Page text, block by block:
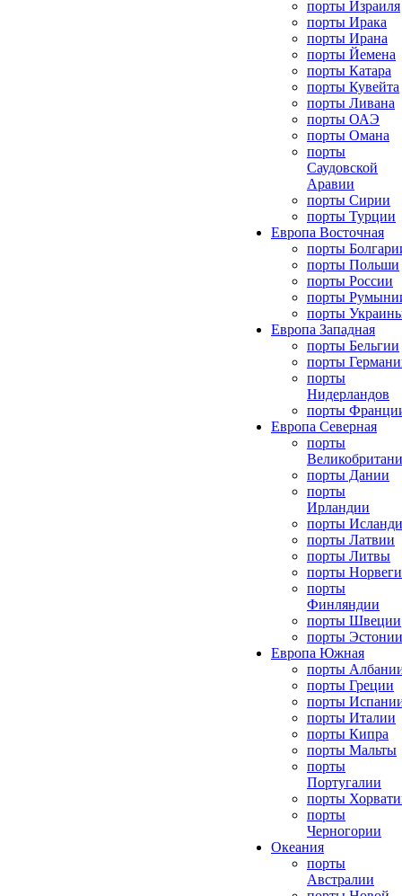
порты Израиля
порты Ирака
порты Ирана
порты Йемена
порты Катара
порты Кувейта
порты Ливана
порты ОАЭ
порты Омана
порты
Саудовской
Аравии
порты Сирии
порты Турции
Европа Восточная
порты
порты Польши
порты России
порты
порты
Европа Западная
порты Бельгии
порты
порты
Нидерландов
порты
Европа Северная
порты
порты Дании
порты
Ирландии
порты
порты Латвии
порты Литвы
порты
порты
Финляндии
порты Швеции
порты Эстонии
Европа Южная
порты
порты Греции
порты
порты Италии
порты Кипра
порты Мальты
порты
Португалии
порты
порты
Черногории
Океания
порты
Австралии